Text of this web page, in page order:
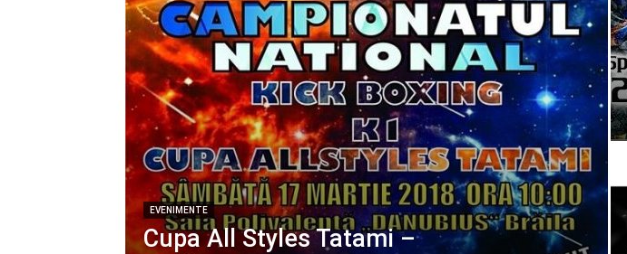
EVENIMENTE
Cupa All Styles Tatami –